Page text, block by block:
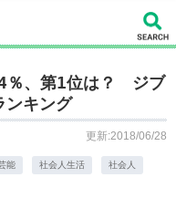
％、第1位は？ ジブ
ンキング
更新:2018/06/28
能 社会人生活 社会人